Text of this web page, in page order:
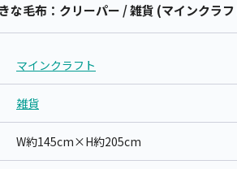
な毛布：クリーパー / 雑貨 (マインクラ
マインクラフト
雑貨
W約145cm×H約205cm